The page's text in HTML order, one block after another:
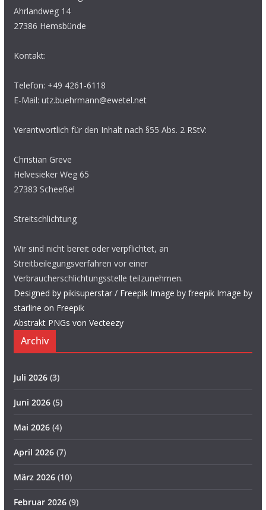
Ahrlandweg 14
27386 Hemsbünde
Kontakt:
Telefon: +49 4261-6118
E-Mail: utz.buehrmann@ewetel.net
Verantwortlich für den Inhalt nach §55 Abs. 2 RStV:
Christian Greve
Helvesieker Weg 65
27383 Scheeßel
Streitschlichtung
Wir sind nicht bereit oder verpflichtet, an
Streitbeilegungsverfahren vor einer
Verbraucherschlichtungsstelle teilzunehmen.
Designed by pikisuperstar / Freepik Image by freepik Image by
starline on Freepik
Abstrakt PNGs von Vecteezy
Archiv
Juli 2026(3)
Juni 2026(5)
Mai 2026(4)
April 2026(7)
März 2026(10)
Februar 2026(9)